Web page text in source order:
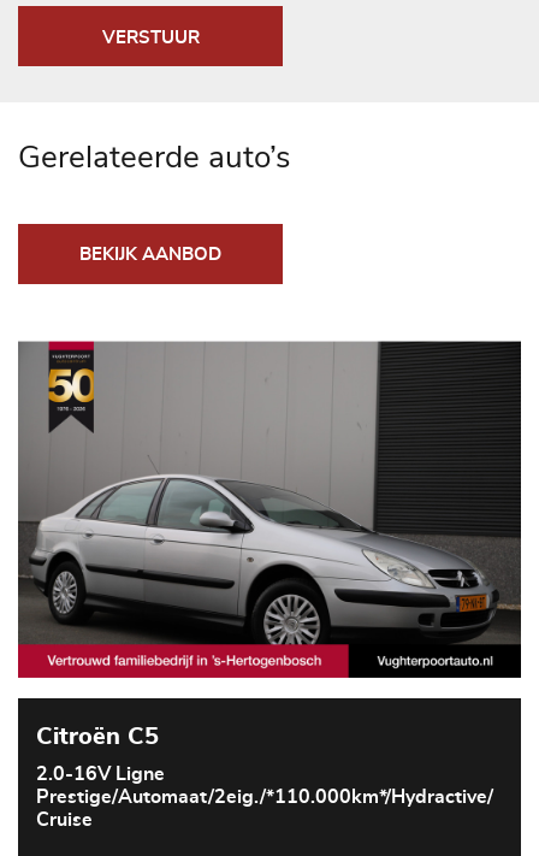
VERSTUUR
Gerelateerde auto’s
BEKIJK AANBOD
Citroën C5
2.0-16V Ligne
Prestige/Automaat/2eig./*110.000km*/Hydractive/
Cruise